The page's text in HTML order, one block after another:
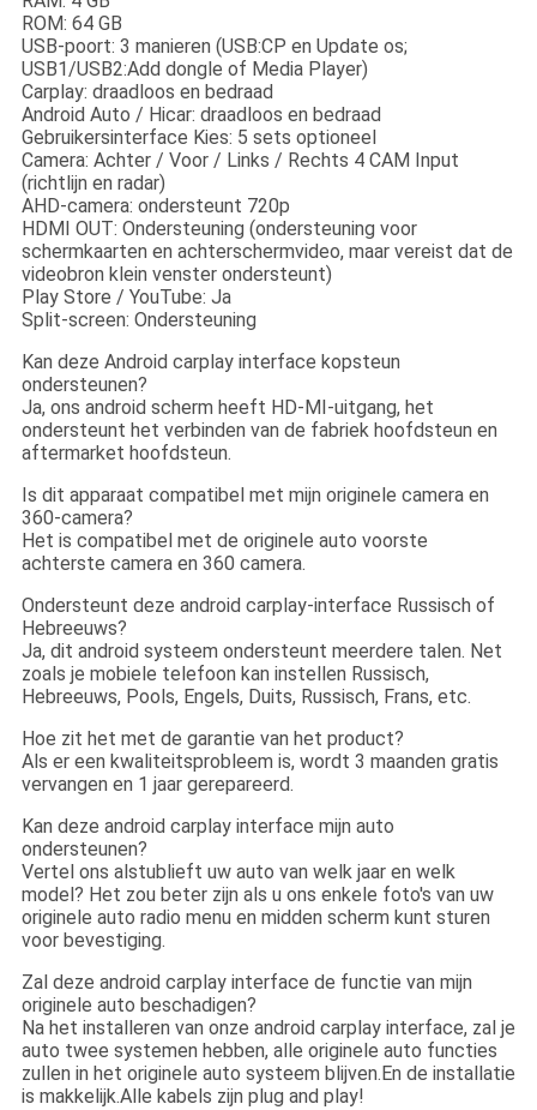
ROM: 64 GB
USB-poort: 3 manieren (USB:CP en Update os;
USB1/USB2:Add dongle of Media Player)
Carplay: draadloos en bedraad
Android Auto / Hicar: draadloos en bedraad
Gebruikersinterface Kies: 5 sets optioneel
Camera: Achter / Voor / Links / Rechts 4 CAM Input
(richtlijn en radar)
AHD-camera: ondersteunt 720p
HDMI OUT: Ondersteuning (ondersteuning voor
schermkaarten en achterschermvideo, maar vereist dat de
videobron klein venster ondersteunt)
Play Store / YouTube: Ja
Split-screen: Ondersteuning
Kan deze Android carplay interface kopsteun
ondersteunen?
Ja, ons android scherm heeft HD-MI-uitgang, het
ondersteunt het verbinden van de fabriek hoofdsteun en
aftermarket hoofdsteun.
Is dit apparaat compatibel met mijn originele camera en
360-camera?
Het is compatibel met de originele auto voorste
achterste camera en 360 camera.
Ondersteunt deze android carplay-interface Russisch of
Hebreeuws?
Ja, dit android systeem ondersteunt meerdere talen. Net
zoals je mobiele telefoon kan instellen Russisch,
Hebreeuws, Pools, Engels, Duits, Russisch, Frans, etc.
Hoe zit het met de garantie van het product?
Als er een kwaliteitsprobleem is, wordt 3 maanden gratis
vervangen en 1 jaar gerepareerd.
Kan deze android carplay interface mijn auto
ondersteunen?
Vertel ons alstublieft uw auto van welk jaar en welk
model? Het zou beter zijn als u ons enkele foto's van uw
originele auto radio menu en midden scherm kunt sturen
voor bevestiging.
Zal deze android carplay interface de functie van mijn
originele auto beschadigen?
Na het installeren van onze android carplay interface, zal je
auto twee systemen hebben, alle originele auto functies
zullen in het originele auto systeem blijven.En de installatie
is makkelijk.Alle kabels zijn plug and play!